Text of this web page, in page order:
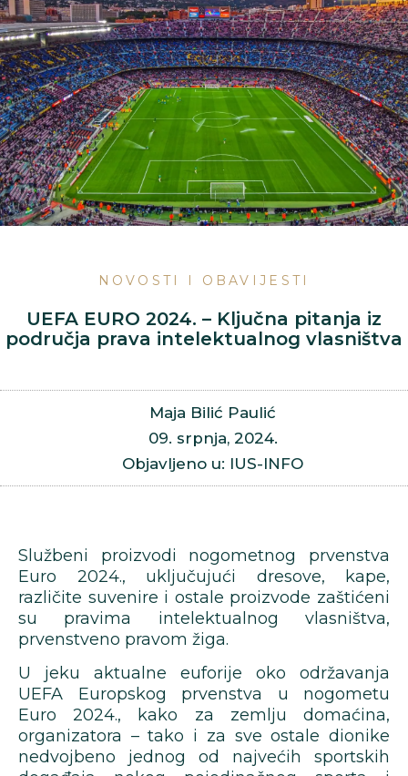
NOVOSTI I OBAVIJESTI
UEFA EURO 2024. – Ključna pitanja iz
područja prava intelektualnog vlasništva
Maja Bilić Paulić
09. srpnja, 2024.
Objavljeno u: IUS-INFO
Službeni proizvodi nogometnog prvenstva
Euro 2024., uključujući dresove, kape,
različite suvenire i ostale proizvode zaštićeni
su pravima intelektualnog vlasništva,
prvenstveno pravom žiga.
U jeku aktualne euforije oko održavanja
UEFA Europskog prvenstva u nogometu
Euro 2024., kako za zemlju domaćina,
organizatora – tako i za sve ostale dionike
nedvojbeno jednog od najvećih sportskih